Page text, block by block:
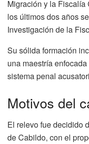
Migración y la Fiscalía
los últimos dos años
Investigación de la
Su sólida formación
una maestría
sistema penal
Motivos del
El relevo fue decidido
de Cabildo, con el